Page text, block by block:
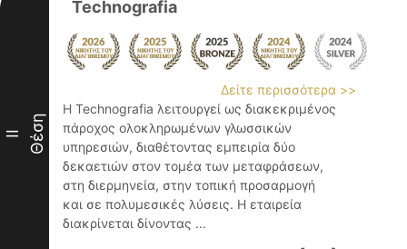
II Θέση
Technografia
Δείτε περισσότερα >>
Η Technografia λειτουργεί ως διακεκριμένος
πάροχος ολοκληρωμένων γλωσσικών
υπηρεσιών, διαθέτοντας εμπειρία δύο
δεκαετιών στον τομέα των μεταφράσεων,
στη διερμηνεία, στην τοπική προσαρμογή
και σε πολυμεσικές λύσεις. Η εταιρεία
διακρίνεται δίνοντας ...